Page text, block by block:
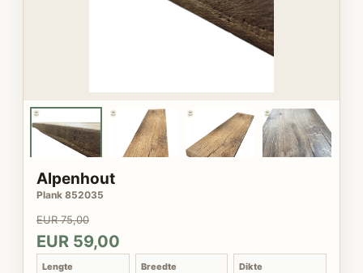
Alpenhout
Plank 852035
EUR 75,00
EUR 59,00
Lengte Breedte Dikte